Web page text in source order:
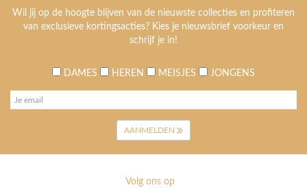
Wil jij op de hoogte blijven van de nieuwste collecties en profiteren
van exclusieve kortingsacties? Kies je nieuwsbrief voorkeur en
schrijf je in!
DAMES HEREN MEISJES JONGENS
AANMELDEN
Volg ons op